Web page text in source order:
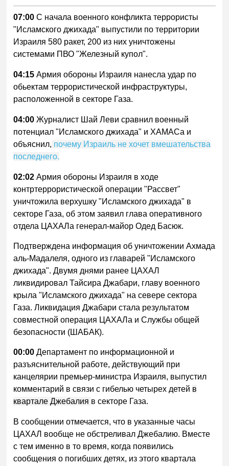
07:00С начала военного конфликта террористы
"Исламского джихада" выпустили по территории
Израиля 580 ракет, 200 из них уничтожены
системами ПВО "Железный купол".
04:15Армия обороны Израиля нанесла удар по
обьектам террористической инфраструктуры,
расположенной в секторе Газа.
04:00Журналист Шай Леви сравнил военный
потенциал "Исламского джихада" и ХАМАСа и
объяснил, почему Израиль не хочет вмешательства
последнего.
02:02Армия обороны Израиля в ходе
контртеррористической операции "Рассвет"
уничтожила верхушку "Исламского джихада" в
секторе Газа, об этом заявил глава оперативного
отдела ЦАХАЛа генерал-майор Одед Басюк.
Подтверждена информация об уничтожении Ахмада
аль-Мадалеля, одного из главарей "Исламского
джихада". Двумя днями ранее ЦАХАЛ
ликвидировал Тайсира Джабари, главу военного
крыла "Исламского джихада" на севере сектора
Газа. Ликвидация Джабари стала результатом
совместной операция ЦАХАЛа и Службы общей
безопасности (ШАБАК).
00:00 Департамент по информационной и
разъяснительной работе, действующий при
канцелярии премьер-министра Израиля, выпустил
комментарий в связи с гибелью четырех детей в
квартале Джебалия в секторе Газа.
В сообщении отмечается, что в указанные часы
ЦАХАЛ вообще не обстреливал Джебалию. Вместе
с тем именно в то время, когда появились
сообщения о погибших детях, из этого квартала